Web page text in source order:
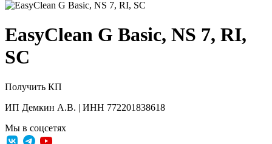
EasyClean G Basic, NS 7, RI,
SC
Получить КП
ИП Демкин А.В. | ИНН 772201838618
Мы в соцсетях